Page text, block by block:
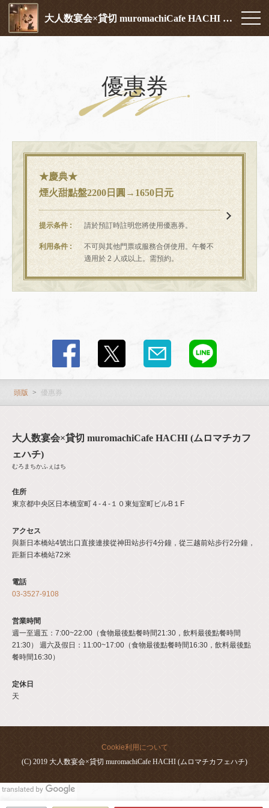
大人数宴会×貸切 muromachiCafe HACHI (ムロマチカフェハチ)
優惠券
★慶典★
煙火甜點盤2200日圓→1650日元
提示条件 請於預訂時註明您將使用優惠券。
利用条件
不可與其他門票或服務合併使用。午餐不
適用於 2 人或以上。需預約。
頭版 優惠券
大人数宴会×貸切 muromachiCafe HACHI (ムロマチカフ
ェハチ)
むろまちかふぇはち
住所
東京都中央区日本橋室町４-４-１０東短室町ビルB１F
アクセス
與新日本橋站4號出口直接連接從神田站步行4分鐘，從三越前站步行2分鐘，
距新日本橋站72米
電話
03-3527-9108
営業時間
週一至週五：7:00~22:00（食物最後點餐時間21:30，飲料最後點餐時間
21:30） 週六及假日：11:00~17:00（食物最後點餐時間16:30，飲料最後點
餐時間16:30）
定休日
天
Cookie利用について
(C) 2019 大人数宴会×貸切 muromachiCafe HACHI (ムロマチカフェハチ)
優惠券 | 大人数宴会×貸切 muromachiCafe HACHI (ムロマチ
東京都中央区日本橋室町４-４-１０東短室町ビルB１F